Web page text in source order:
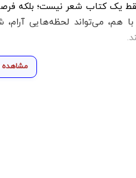
یک کتاب شعر نیست؛ بلکه
با هم، می‌تواند لحظه‌هایی
مشاهده